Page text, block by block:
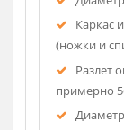
под
на